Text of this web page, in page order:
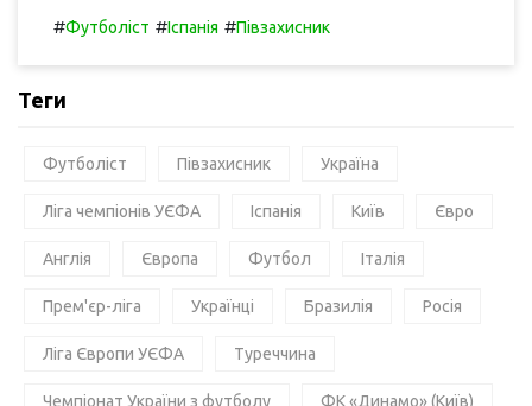
#Футболіст #Іспанія #Півзахисник
Теги
Футболіст Півзахисник Україна
Ліга чемпіонів УЄФА Іспанія Київ Євро
Англія Європа Футбол Італія
Прем'єр-ліга Українці Бразилія Росія
Ліга Європи УЄФА Туреччина
Чемпіонат України з футболу ФК «Динамо» (Київ)